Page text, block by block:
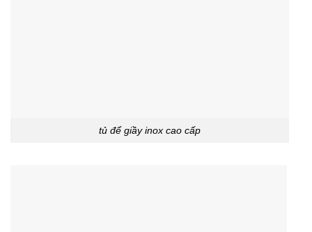
tủ để giầy inox cao cấp